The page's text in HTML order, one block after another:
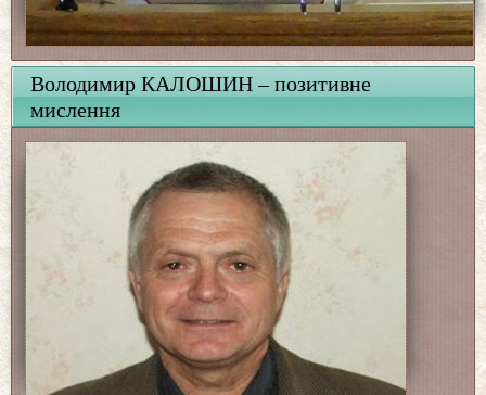
Володимир КАЛОШИН – позитивне
мислення